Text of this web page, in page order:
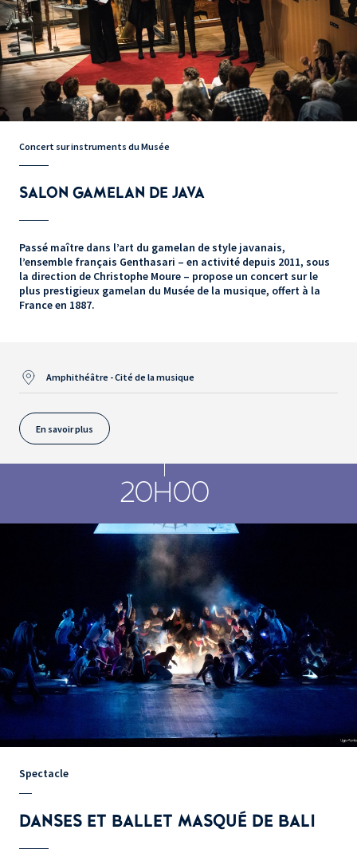
Concert sur instruments du Musée
SALON GAMELAN DE JAVA
Passé maître dans l’art du gamelan de style javanais,
l’ensemble français Genthasari – en activité depuis 2011, sous
la direction de Christophe Moure – propose un concert sur le
plus prestigieux gamelan du Musée de la musique, offert à la
France en 1887.
Amphithéâtre - Cité de la musique
En savoir plus
20H00
Spectacle
DANSES ET BALLET MASQUÉ DE BALI